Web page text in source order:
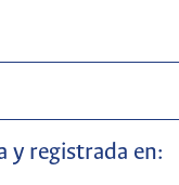
y registrada en: